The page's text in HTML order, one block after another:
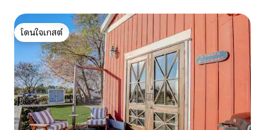
โดนใจเกสต์
โดนใจเกสต์